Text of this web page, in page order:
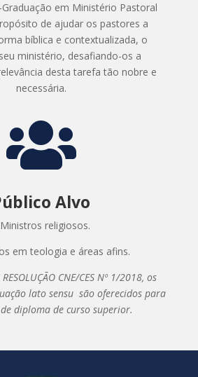
em Ministério Pastoral
de ajudar os pastores a
bíblica e contextualizada, o
ministério, desafiando-os a
desta tarefa tão nobre e
necessária.

Alvo
religiosos.
em teologia e áreas afins.
CNE/CES Nº 1/2018, os
lato sensu são oferecidos para
diploma de curso superior.